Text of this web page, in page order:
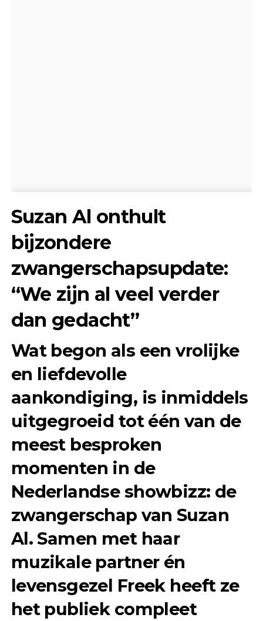
Suzan Al onthult
bijzondere
zwangerschapsupdate:
“We zijn al veel verder
dan gedacht”
Wat begon als een vrolijke
en liefdevolle
aankondiging, is inmiddels
uitgegroeid tot één van de
meest besproken
momenten in de
Nederlandse showbizz: de
zwangerschap van Suzan
Al. Samen met haar
muzikale partner én
levensgezel Freek heeft ze
het publiek compleet